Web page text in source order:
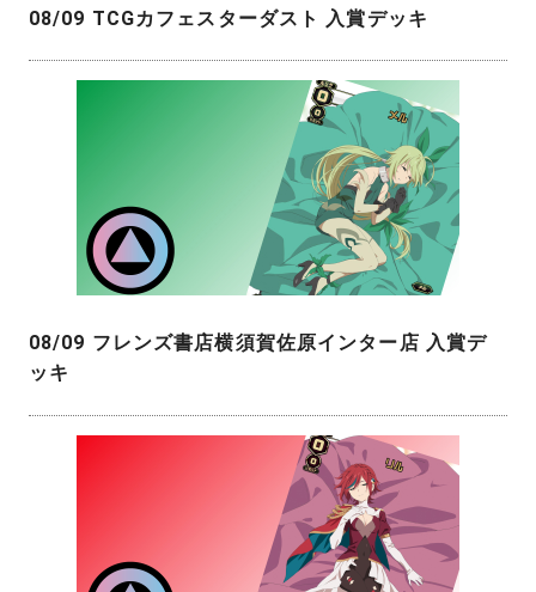
08/09 TCGカフェスターダスト 入賞デッキ
08/09 フレンズ書店横須賀佐原インター店 入賞デ
ッキ